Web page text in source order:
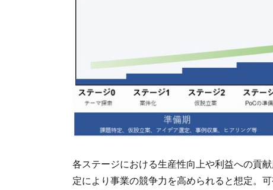
各ステージにおける生産性向上や利益への貢
定により事業の競争力を高められると想定。